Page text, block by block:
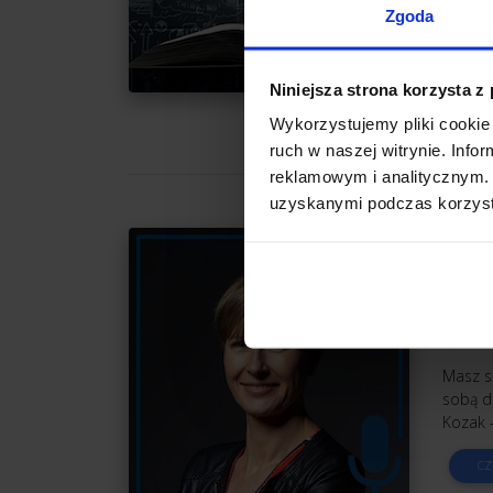
Zgoda
Niniejsza strona korzysta z
Wykorzystujemy pliki
ruch w naszej witrynie.
reklamowym i
uzyskanymi podczas
Masz
sobą
Kozak